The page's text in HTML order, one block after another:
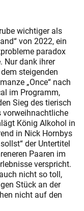
wichtiger als
von 2022, ein
paradox
Nur dank ihrer
steigenden
„Once“ nach
im Programm,
Sieg des tierisch
vorweihnachtliche
König Alkohol in
in Nick Hornbys
der Untertitel
Paaren im
verspricht.
nicht so toll,
Stück an der
nicht auf den